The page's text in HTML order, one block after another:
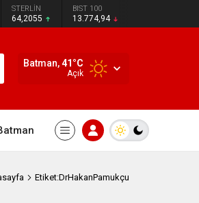
STERLİN
64,2055
BIST 100
13.774,94
Batman,41°C
Açık
Etiket:DrHakanPamukçu